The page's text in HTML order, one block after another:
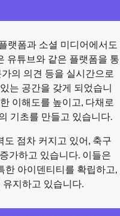
랫폼과 소셜 미디어에서도
유튜브와 같은 플랫폼을 통
의 의견 등을 실시간으로
는 공간을 갖게 되었습니
이해도를 높이고, 다채로
기초를 만들고 있습니다.
점차 커지고 있어, 축구
가하고 있습니다. 이들은
한 아이덴티티를 확립하고,
지하고 있습니다.